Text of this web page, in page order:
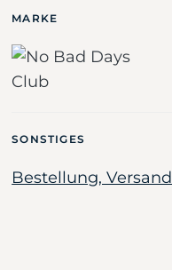
MARKE
SONSTIGES
Bestellung,